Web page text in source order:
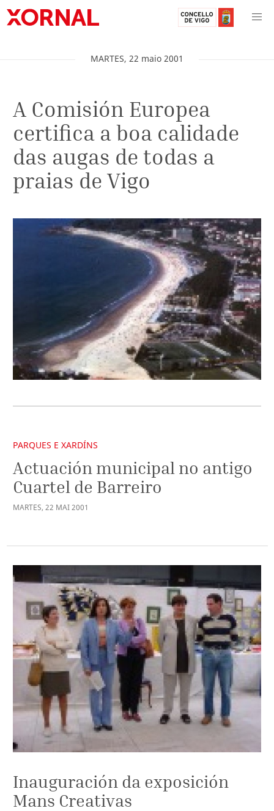
MARTES, 22 maio 2001
A Comisión Europea
certifica a boa calidade
das augas de todas a
praias de Vigo
PARQUES E XARDÍNS
Actuación municipal no antigo
Cuartel de Barreiro
MARTES, 22 MAI2001
Inauguración da exposición
Mans Creativas